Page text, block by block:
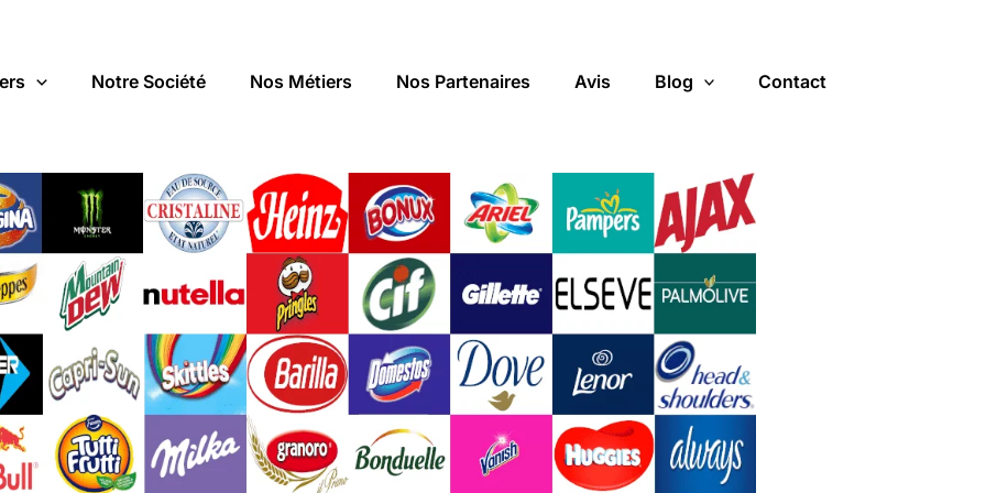
Notre Société Nos Métiers Nos Partenaires Avis Blog Contact